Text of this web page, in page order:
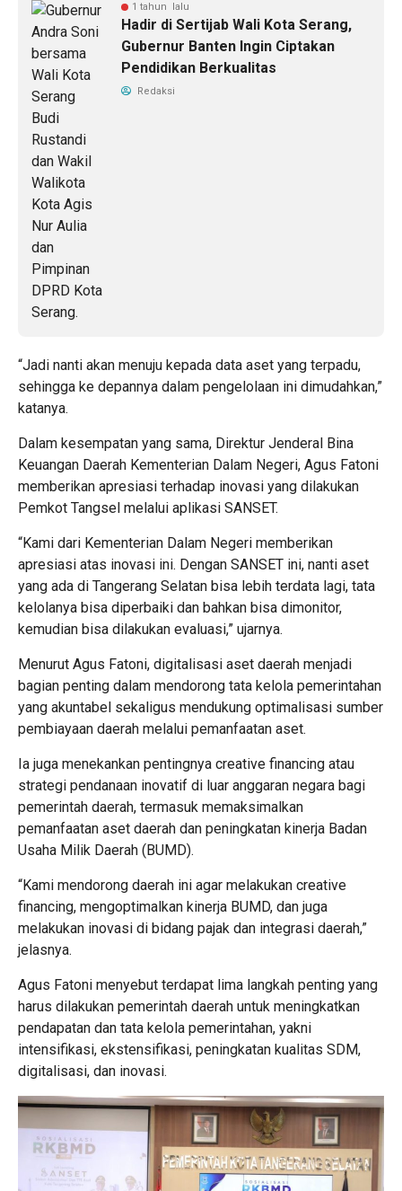
1 tahun lalu
Hadir di Sertijab Wali Kota Serang,
Gubernur Banten Ingin Ciptakan
Pendidikan Berkualitas
Redaksi
“Jadi nanti akan menuju kepada data aset yang terpadu,
sehingga ke depannya dalam pengelolaan ini dimudahkan,”
katanya.
Dalam kesempatan yang sama, Direktur Jenderal Bina
Keuangan Daerah Kementerian Dalam Negeri, Agus Fatoni
memberikan apresiasi terhadap inovasi yang dilakukan
Pemkot Tangsel melalui aplikasi SANSET.
“Kami dari Kementerian Dalam Negeri memberikan
apresiasi atas inovasi ini. Dengan SANSET ini, nanti aset
yang ada di Tangerang Selatan bisa lebih terdata lagi, tata
kelolanya bisa diperbaiki dan bahkan bisa dimonitor,
kemudian bisa dilakukan evaluasi,” ujarnya.
Menurut Agus Fatoni, digitalisasi aset daerah menjadi
bagian penting dalam mendorong tata kelola pemerintahan
yang akuntabel sekaligus mendukung optimalisasi sumber
pembiayaan daerah melalui pemanfaatan aset.
Ia juga menekankan pentingnya creative financing atau
strategi pendanaan inovatif di luar anggaran negara bagi
pemerintah daerah, termasuk memaksimalkan
pemanfaatan aset daerah dan peningkatan kinerja Badan
Usaha Milik Daerah (BUMD).
“Kami mendorong daerah ini agar melakukan creative
financing, mengoptimalkan kinerja BUMD, dan juga
melakukan inovasi di bidang pajak dan integrasi daerah,”
jelasnya.
Agus Fatoni menyebut terdapat lima langkah penting yang
harus dilakukan pemerintah daerah untuk meningkatkan
pendapatan dan tata kelola pemerintahan, yakni
intensifikasi, ekstensifikasi, peningkatan kualitas SDM,
digitalisasi, dan inovasi.